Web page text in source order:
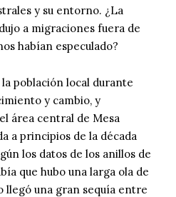
y su entorno. ¿La
a migraciones fuera de
habían especulado?
población local durante
y cambio, y
área central de Mesa
a principios de la década
los datos de los anillos de
que hubo una larga ola de
llegó una gran sequía entre